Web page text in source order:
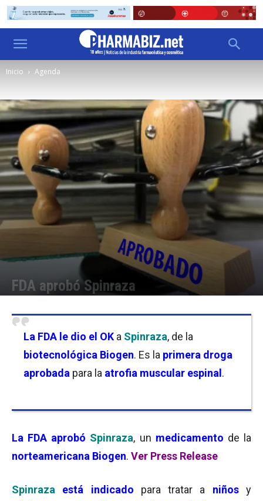
Inicio Agenda
FDA aprobó Spinraza
La FDA le dio el OK a Spinraza, de la
biotecnológica Biogen. Es la primera droga
aprobada para la atrofia muscular espinal .
La FDA aprobó Spinraza, un medicamento de la
norteamericana Biogen. Ver Press Release
Spinraza está indicado para tratar a niños y